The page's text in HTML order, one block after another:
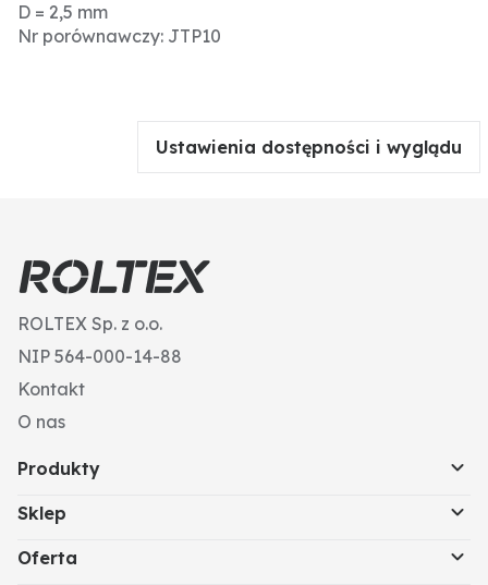
D = 2,5 mm
Nr porównawczy: JTP10
Ustawienia dostępności i wyglądu
ROLTEX Sp. z o.o.
NIP 564-000-14-88
Kontakt
O nas
Produkty
Sklep
Oferta